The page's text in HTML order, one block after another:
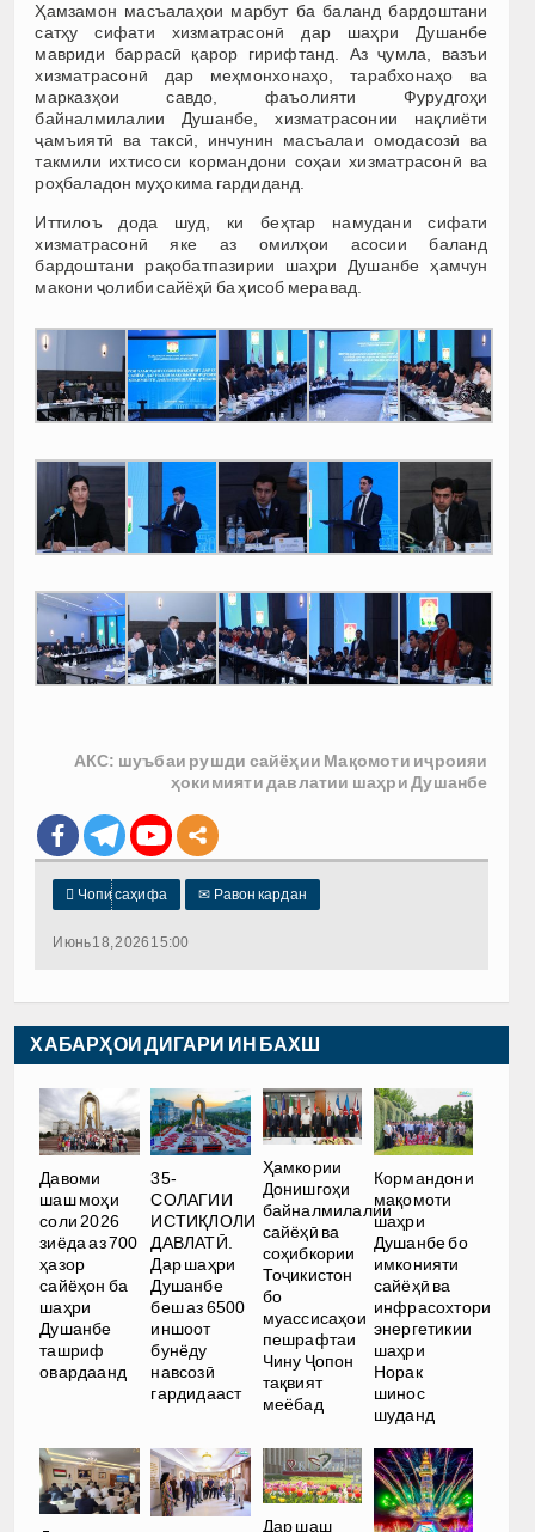
Ҳамзамон масъалаҳои марбут ба баланд бардоштани
сатҳу сифати хизматрасонӣ дар шаҳри Душанбе
мавриди баррасӣ қарор гирифтанд. Аз ҷумла, вазъи
хизматрасонӣ дар меҳмонхонаҳо, тарабхонаҳо ва
марказҳои савдо, фаъолияти Фурудгоҳи
байналмилалии Душанбе, хизматрасонии нақлиёти
ҷамъиятӣ ва таксӣ, инчунин масъалаи омодасозӣ ва
такмили ихтисоси кормандони соҳаи хизматрасонӣ ва
роҳбаладон муҳокима гардиданд.
Иттилоъ дода шуд, ки беҳтар намудани сифати
хизматрасонӣ яке аз омилҳои асосии баланд
бардоштани рақобатпазирии шаҳри Душанбе ҳамчун
макони ҷолиби сайёҳӣ ба ҳисоб меравад.
АКС: шуъбаи рушди сайёҳии Мақомоти иҷроияи
ҳокимияти давлатии шаҳри Душанбе
 Чопи саҳифа ✉ Равон кардан
Июнь 18, 2026 15:00
ХАБАРҲОИ ДИГАРИ ИН БАХШ
Давоми
шаш моҳи
соли 2026
зиёда аз 700
ҳазор
сайёҳон ба
шаҳри
Душанбе
ташриф
овардаанд
35-
СОЛАГИИ
ИСТИҚЛОЛИ
ДАВЛАТӢ.
Дар шаҳри
Душанбе
беш аз 6500
иншоот
бунёду
навсозӣ
гардидааст
Ҳамкории
Донишгоҳи
байналмилалии
сайёҳӣ ва
соҳибкории
Тоҷикистон
бо
муассисаҳои
пешрафтаи
Чину Ҷопон
тақвият
меёбад
Кормандони
мақомоти
шаҳри
Душанбе бо
имконияти
сайёҳӣ ва
инфрасохтори
энергетикии
шаҳри
Норак
шинос
шуданд
Дар шаш